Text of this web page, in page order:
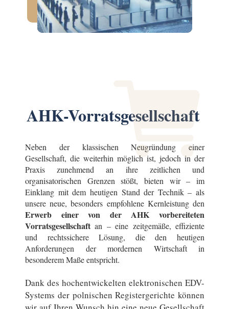
AHK-Vorratsgesellschaft
Neben der klassischen Neugründung einer
Gesellschaft, die weiterhin möglich ist, jedoch in der
Praxis zunehmend an ihre zeitlichen und
organisatorischen Grenzen stößt, bieten wir – im
Einklang mit dem heutigen Stand der Technik – als
unsere neue, besonders empfohlene Kernleistung den
Erwerb einer von der AHK vorbereiteten
Vorratsgesellschaft an – eine zeitgemäße, effiziente
und rechtssichere Lösung, die den heutigen
Anforderungen der mordernen Wirtschaft in
besonderem Maße entspricht.
Dank des hochentwickelten elektronischen EDV-
Systems der polnischen Registergerichte können